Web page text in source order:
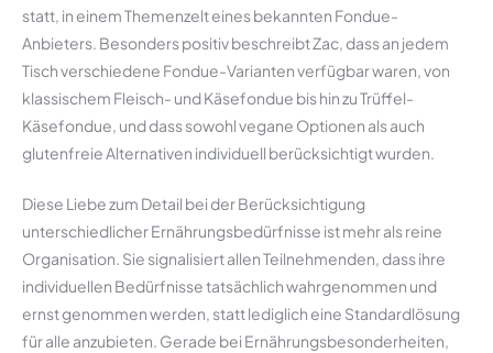
statt, in einem Themenzelt eines bekannten Fondue-
Anbieters. Besonders positiv beschreibt Zac, dass an jedem
Tisch verschiedene Fondue-Varianten verfügbar waren, von
klassischem Fleisch- und Käsefondue bis hin zu Trüffel-
Käsefondue, und dass sowohl vegane Optionen als auch
glutenfreie Alternativen individuell berücksichtigt wurden.
Diese Liebe zum Detail bei der Berücksichtigung
unterschiedlicher Ernährungsbedürfnisse ist mehr als reine
Organisation. Sie signalisiert allen Teilnehmenden, dass ihre
individuellen Bedürfnisse tatsächlich wahrgenommen und
ernst genommen werden, statt lediglich eine Standardlösung
für alle anzubieten. Gerade bei Ernährungsbesonderheiten,